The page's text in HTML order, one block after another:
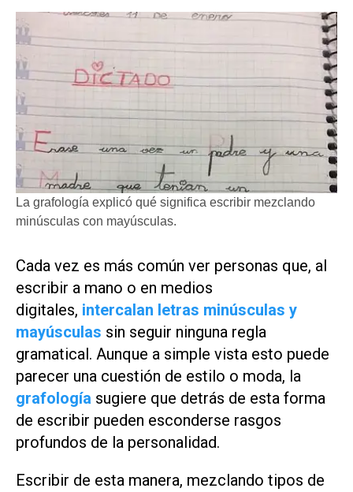
La grafología explicó qué significa escribir mezclando
minúsculas con mayúsculas.
Cada vez es más común ver personas que, al
escribir a mano o en medios
digitales, intercalan letras minúsculas y
mayúsculas sin seguir ninguna regla
gramatical. Aunque a simple vista esto puede
parecer una cuestión de estilo o moda, la
grafología sugiere que detrás de esta forma
de escribir pueden esconderse rasgos
profundos de la personalidad.
Escribir de esta manera, mezclando tipos de